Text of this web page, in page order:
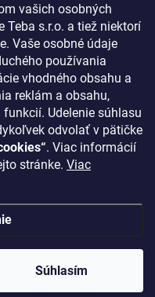
vašich osobných
Teba s.r.o. a tiež niektorí
Vaše osobné údaje
používania
vhodného obsahu a
reklám a obsahu,
Udelenie súhlasu
odvolať v pätičke
. Viac informácií
stránke. Viac
Súhlasím